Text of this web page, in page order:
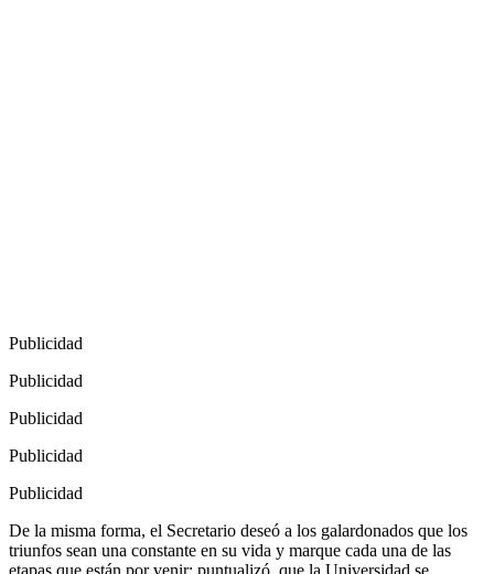
Publicidad
Publicidad
Publicidad
Publicidad
Publicidad
De la misma forma, el Secretario deseó a los galardonados que los
triunfos sean una constante en su vida y marque cada una de las